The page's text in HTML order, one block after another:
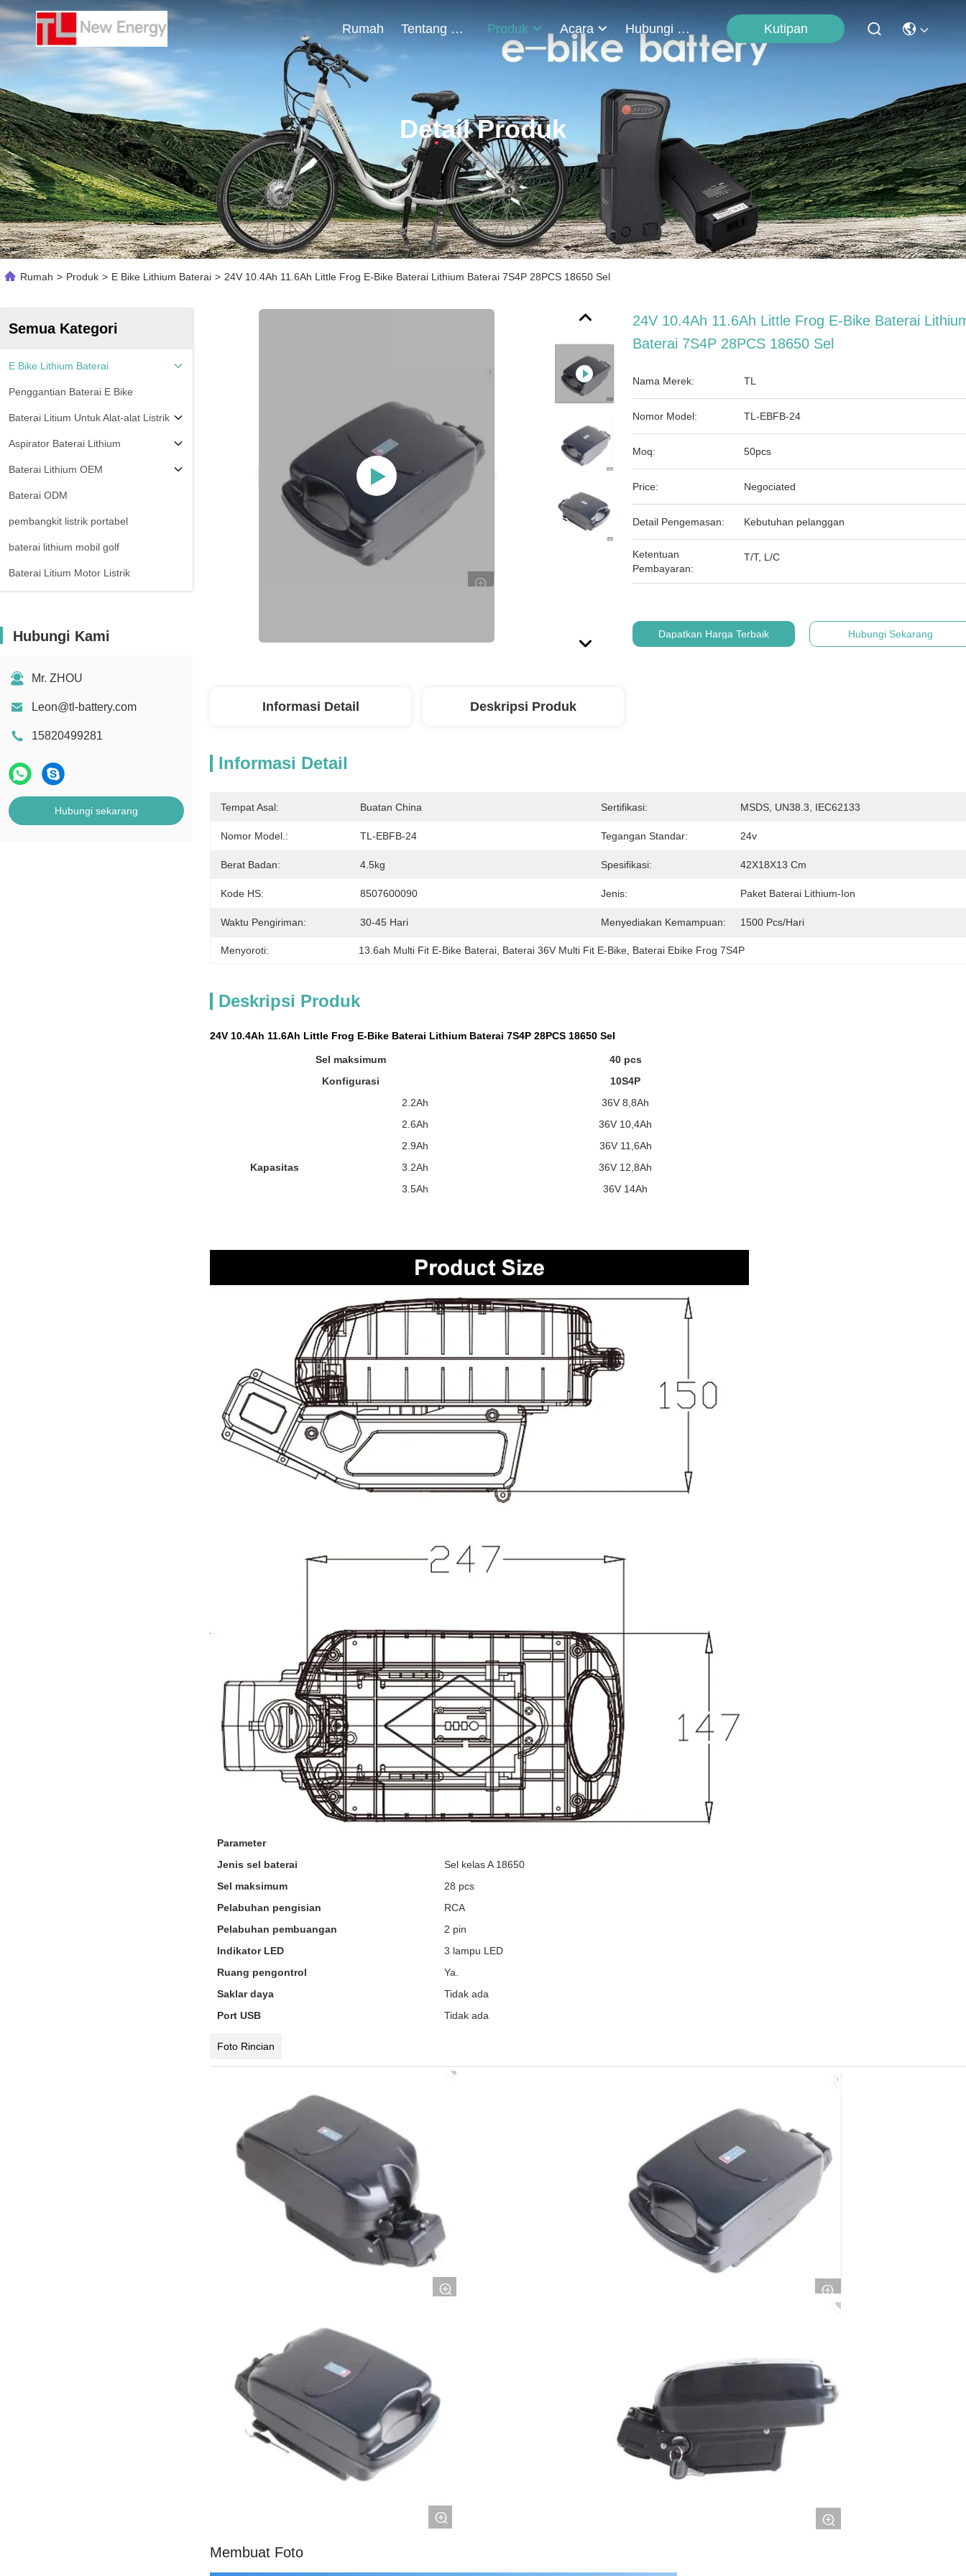
Rumah Tentang Kami Produk Acara Hubungi Kami Kutipan
Detail Produk
Rumah > Produk > E Bike Lithium Baterai > 24V 10.4Ah 11.6Ah Little Frog E-Bike Baterai Lithium Baterai 7S4P 28PCS 18650 Sel
Semua Kategori
E Bike Lithium Baterai
Penggantian Baterai E Bike
Baterai Litium Untuk Alat-alat Listrik
Aspirator Baterai Lithium
Baterai Lithium OEM
Baterai ODM
pembangkit listrik portabel
baterai lithium mobil golf
Baterai Litium Motor Listrik
Hubungi Kami
Mr. ZHOU
Leon@tl-battery.com
15820499281
Hubungi sekarang
24V 10.4Ah 11.6Ah Little Frog E-Bike Baterai
Baterai 7S4P 28PCS 18650 Sel
Nama Merek: TL
Nomor Model: TL-EBFB-24
Moq: 50pcs
Price: Negociated
Detail Pengemasan: Kebutuhan pelanggan
Ketentuan
Pembayaran:
T/T, L/C
Dapatkan Harga Terbaik Hubungi Sekarang
Informasi Detail Deskripsi Produk
Informasi Detail
Tempat Asal: Buatan China Sertifikasi: MSDS, UN38.3, IEC62133
Nomor Model.: TL-EBFB-24 Tegangan Standar: 24v
Berat Badan: 4.5kg Spesifikasi: 42X18X13 Cm
Kode HS: 8507600090 Jenis: Paket Baterai Lithium-Ion
Waktu Pengiriman: 30-45 Hari Menyediakan Kemampuan: 1500 Pcs/hari
Menyoroti: 13.6ah Multi Fit E-Bike Baterai Baterai 36V Multi Fit E-Bike Baterai Ebike Frog 7S4P
Deskripsi Produk
24V 10.4Ah 11.6Ah Little Frog E-Bike Baterai Lithium Baterai 7S4P 28PCS 18650 Sel
Sel maksimum
40 pcs
Konfigurasi
10S4P
Kapasitas
2.2Ah
36V 8,8Ah
2.6Ah
36V 10,4Ah
2.9Ah
36V 11,6Ah
3.2Ah
36V 12,8Ah
3.5Ah
36V 14Ah
Parameter
Jenis sel baterai
Sel kelas A 18650
Sel maksimum
28 pcs
Pelabuhan pengisian
RCA
Pelabuhan pembuangan
2 pin
Indikator LED
3 lampu LED
Ruang pengontrol
Ya.
Saklar daya
Tidak ada
Port USB
Tidak ada
Foto Rincian
Membuat Foto